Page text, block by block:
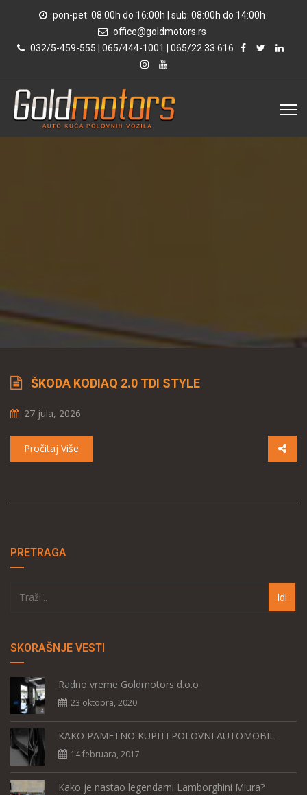
pon-pet: 08:00h do 16:00h | sub: 08:00h do 14:00h
office@goldmotors.rs
032/5-459-555 | 065/444-1001 | 065/22 33 616
ŠKODA KODIAQ 2.0 TDI STYLE
27 jula, 2026
Pročitaj Više
PRETRAGA
SKORAŠNJE VESTI
Radno vreme Goldmotors d.o.o
23 oktobra, 2020
KAKO PAMETNO KUPITI POLOVNI AUTOMOBIL
14 februara, 2017
Kako je nastao legendarni Lamborghini Miura?